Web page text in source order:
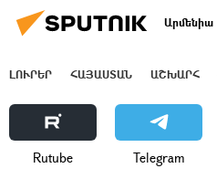
Արմենիա
ԼՈՒՐԵՐ ՀԱՅԱՍՏԱՆ ԱՇԽԱՐՀ
Rutube Telegram